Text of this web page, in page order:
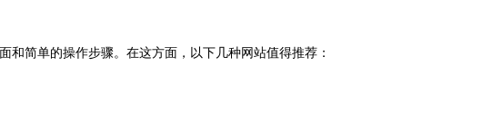
简单的操作步骤。在这方面，以下几种网站值得推荐：